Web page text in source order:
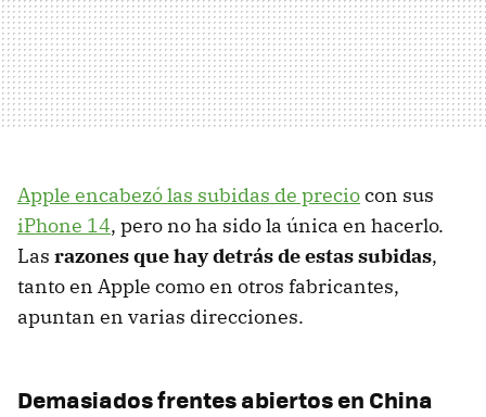
Apple encabezó las subidas de preciocon sus
iPhone 14, pero no ha sido la única en hacerlo.
Las razones que hay detrás de estas subidas,
tanto en Apple como en otros fabricantes,
apuntan en varias direcciones.
Demasiados frentes abiertos en China